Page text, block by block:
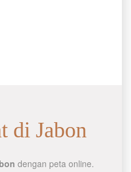
di Jabon
dengan peta online.